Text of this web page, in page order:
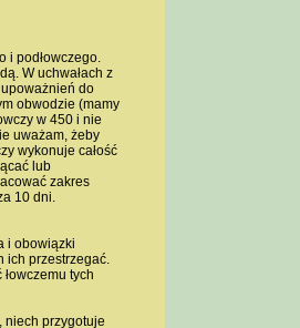
i podłowczego.
W uchwałach z
do
obwodzie (mamy
w 450 i nie
uważam, żeby
wykonuje całość
lub
zakres
10 dni.
i obowiązki
ich przestrzegać.
tych
niech przygotuje